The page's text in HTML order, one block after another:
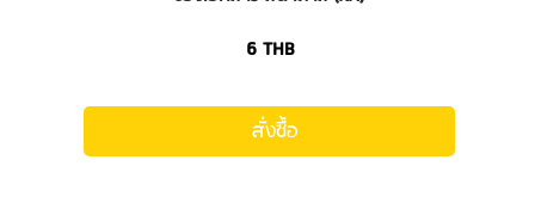
6 THB
สั่งซื้อ